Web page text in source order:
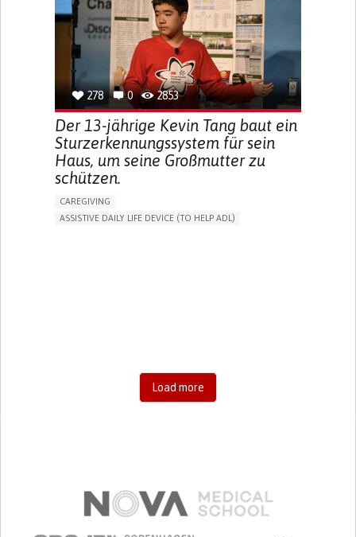
278 0 2853
Der 13-jährige Kevin Tang baut ein
Sturzerkennungssystem für sein
Haus, um seine Großmutter zu
schützen.
CAREGIVING
ASSISTIVE DAILY LIFE DEVICE (TO HELP ADL)
Load more